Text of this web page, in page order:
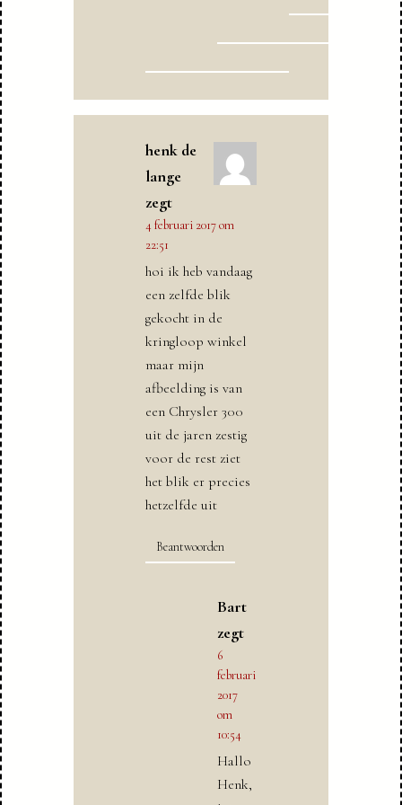
henk de
lange
zegt
4 februari 2017 om
22:51
hoi ik heb vandaag
een zelfde blik
gekocht in de
kringloop winkel
maar mijn
afbeelding is van
een Chrysler 300
uit de jaren zestig
voor de rest ziet
het blik er precies
hetzelfde uit
Beantwoorden
Bart
zegt
6
februari
2017
om
10:54
Hallo
Henk,